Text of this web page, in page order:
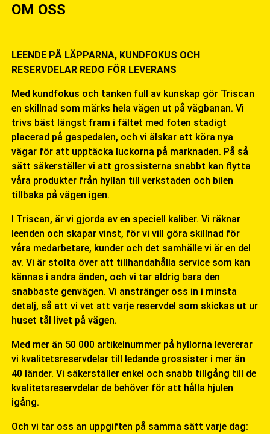
OM OSS
LEENDE PÅ LÄPPARNA, KUNDFOKUS OCH
RESERVDELAR REDO FÖR LEVERANS
Med kundfokus och tanken full av kunskap gör Triscan
en skillnad som märks hela vägen ut på vägbanan. Vi
trivs bäst längst fram i fältet med foten stadigt
placerad på gaspedalen, och vi älskar att köra nya
vägar för att upptäcka luckorna på marknaden. På så
sätt säkerställer vi att grossisterna snabbt kan flytta
våra produkter från hyllan till verkstaden och bilen
tillbaka på vägen igen.
I Triscan, är vi gjorda av en speciell kaliber. Vi räknar
leenden och skapar vinst, för vi vill göra skillnad för
våra medarbetare, kunder och det samhälle vi är en del
av. Vi är stolta över att tillhandahålla service som kan
kännas i andra änden, och vi tar aldrig bara den
snabbaste genvägen. Vi anstränger oss in i minsta
detalj, så att vi vet att varje reservdel som skickas ut ur
huset tål livet på vägen.
Med mer än 50 000 artikelnummer på hyllorna levererar
vi kvalitetsreservdelar till ledande grossister i mer än
40 länder. Vi säkerställer enkel och snabb tillgång till de
kvalitetsreservdelar de behöver för att hålla hjulen
igång.
Och vi tar oss an uppgiften på samma sätt varje dag: